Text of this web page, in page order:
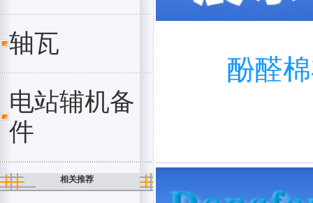
轴瓦
电站辅机备
件
相关推荐
酚醛